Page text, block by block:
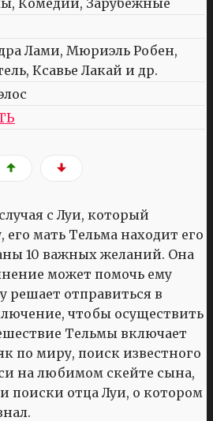
Комедии, Зарубежные
Лами, Мюриэль Робен,
Ксавье Лакай и др.
с Луи, который
его мать Тельма находит его
10 важных желаний. Она
может помочь ему
решает отправиться в
чтобы осуществить
Тельмы включает
по миру, поиск известного
на любимом скейте сына,
поиски отца Луи, о котором